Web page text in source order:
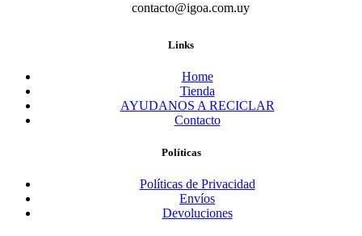
contacto@igoa.com.uy
Links
Home
Tienda
AYUDANOS A RECICLAR
Contacto
Políticas
Políticas de Privacidad
Envíos
Devoluciones